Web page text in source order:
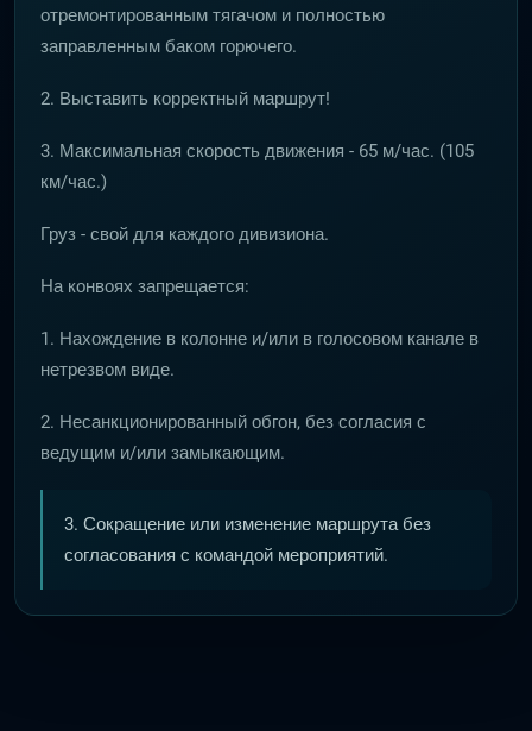
отремонтированным тягачом и полностью
заправленным баком горючего.
2. Выставить корректный маршрут!
3. Максимальная скорость движения - 65 м/час. (105
км/час.)
Груз - свой для каждого дивизиона.
На конвоях запрещается:
1. Нахождение в колонне и/или в голосовом канале в
нетрезвом виде.
2. Несанкционированный обгон, без согласия с
ведущим и/или замыкающим.
3. Сокращение или изменение маршрута без
согласования с командой мероприятий.